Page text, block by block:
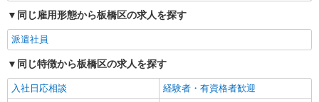
同じ雇用形態から板橋区の求人を探す
派遣社員
同じ特徴から板橋区の求人を探す
入社日応相談
経験者・有資格者歓迎